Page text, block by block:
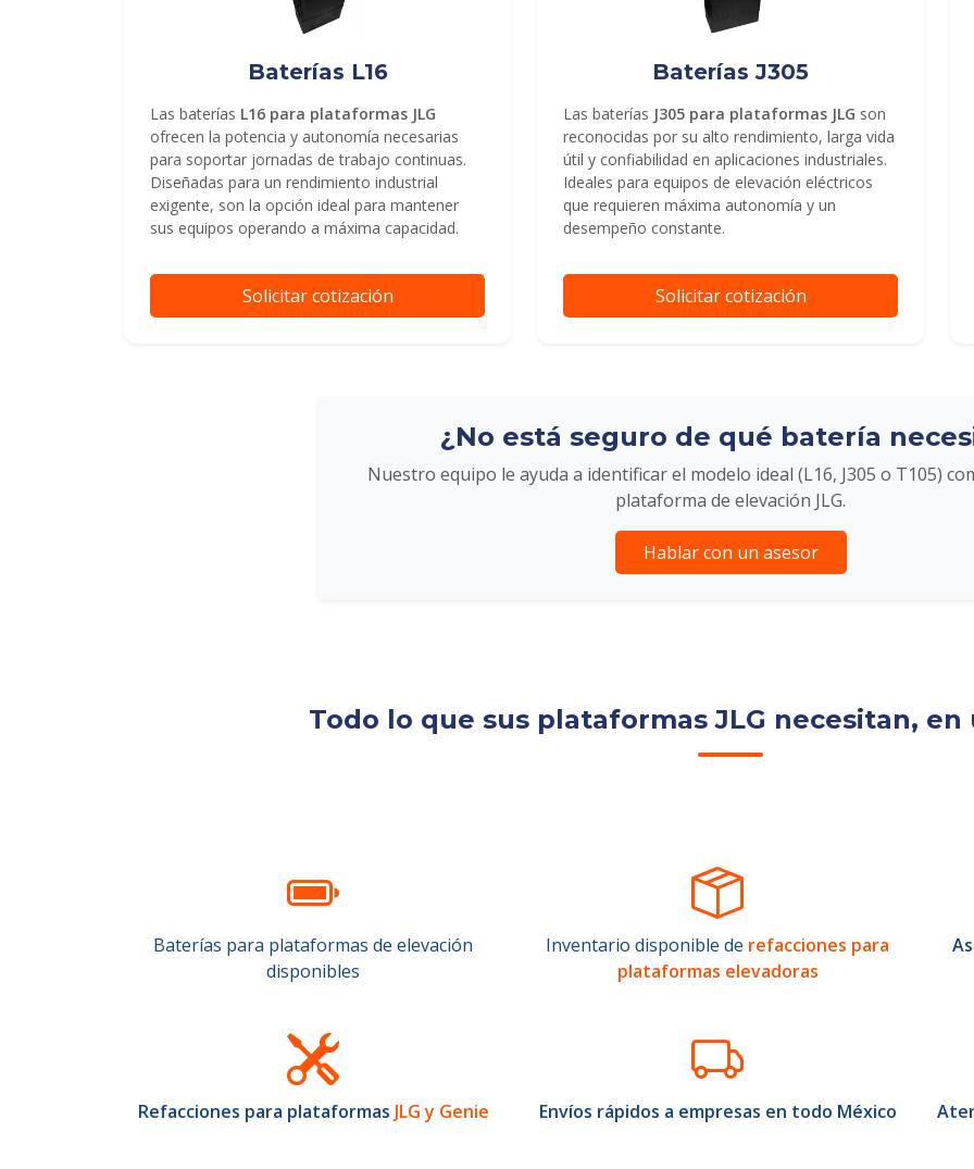
Baterías L16
Las baterías L16 para plataformas JLG
ofrecen la potencia y autonomía necesarias
para soportar jornadas de trabajo continuas.
Diseñadas para un rendimiento industrial
exigente, son la opción ideal para mantener
sus equipos operando a máxima capacidad.
Solicitar cotización
Baterías J305
Las baterías J305 para plataformas JLG son
reconocidas por su alto rendimiento, larga vida
útil y confiabilidad en aplicaciones industriales.
Ideales para equipos de elevación eléctricos
que requieren máxima autonomía y un
desempeño constante.
Solicitar cotización
¿No está seguro de qué batería
Nuestro equipo le ayuda a identificar el modelo ideal (L16, J305 o T105)
plataforma de elevación JLG.
Hablar con un asesor
Todo lo que sus plataformas JLG necesitan,
Baterías para plataformas de elevación
disponibles
Inventario disponible de refacciones para
plataformas elevadoras
Refacciones para plataformas JLG y Genie Envíos rápidos a empresas en todo México